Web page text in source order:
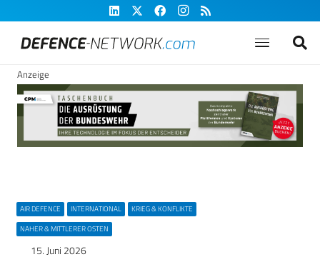
Anzeige
AIR DEFENCE INTERNATIONAL
KRIEG & KONFLIKTE
NAHER & MITTLERER OSTEN
15. Juni 2026